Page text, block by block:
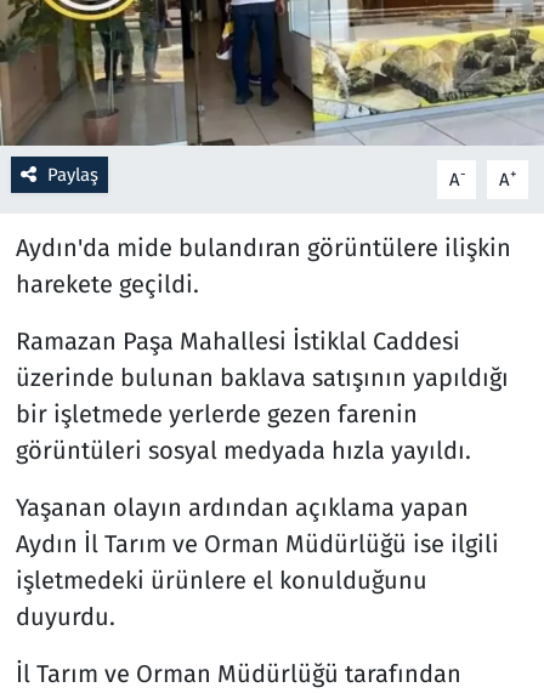
Paylaş A- A+
Aydın'da mide bulandıran görüntülere ilişkin
harekete geçildi.
Ramazan Paşa Mahallesi İstiklal Caddesi
üzerinde bulunan baklava satışının yapıldığı
bir işletmede yerlerde gezen farenin
görüntüleri sosyal medyada hızla yayıldı.
Yaşanan olayın ardından açıklama yapan
Aydın İl Tarım ve Orman Müdürlüğü ise ilgili
işletmedeki ürünlere el konulduğunu
duyurdu.
İl Tarım ve Orman Müdürlüğü tarafından
Resmi İlanlar
Rüya Tabirleri
Sağlık
Savunma Sanayi
Seçim 2023
Teknoloji ve Bilim
Televizyon